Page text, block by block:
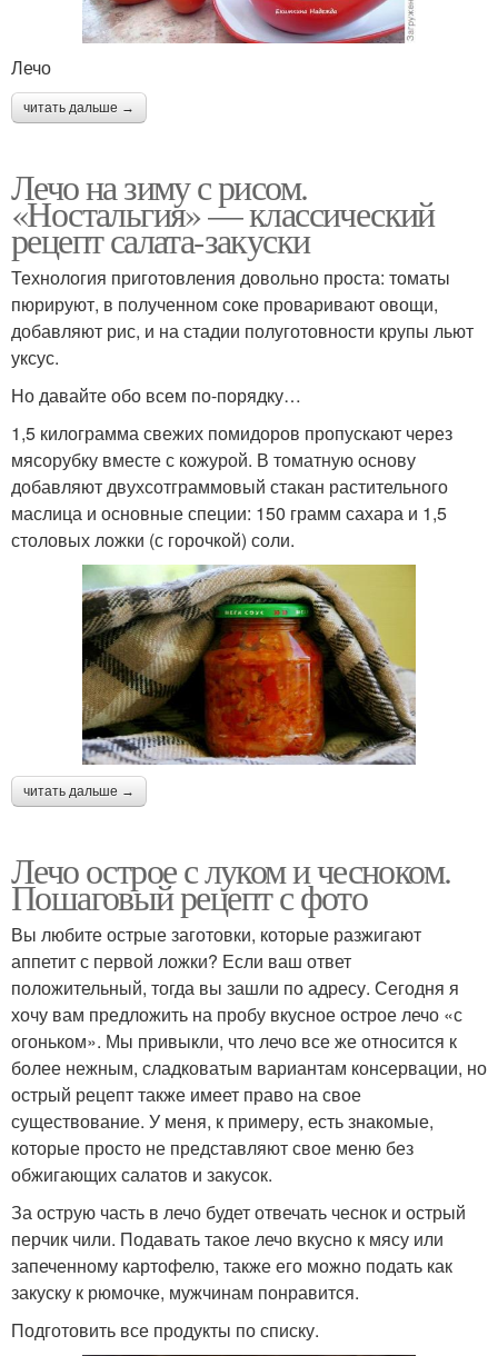
Лечо
читать дальше →
Лечо на зиму с рисом.
«Ностальгия» — классический
рецепт салата-закуски
Технология приготовления довольно проста: томаты
пюрируют, в полученном соке проваривают овощи,
добавляют рис, и на стадии полуготовности крупы льют
уксус.
Но давайте обо всем по-порядку…
1,5 килограмма свежих помидоров пропускают через
мясорубку вместе с кожурой. В томатную основу
добавляют двухсотграммовый стакан растительного
маслица и основные специи: 150 грамм сахара и 1,5
столовых ложки (с горочкой) соли.
читать дальше →
Лечо острое с луком и чесноком.
Пошаговый рецепт с фото
Вы любите острые заготовки, которые разжигают
аппетит с первой ложки? Если ваш ответ
положительный, тогда вы зашли по адресу. Сегодня я
хочу вам предложить на пробу вкусное острое лечо «с
огоньком». Мы привыкли, что лечо все же относится к
более нежным, сладковатым вариантам консервации, но
острый рецепт также имеет право на свое
существование. У меня, к примеру, есть знакомые,
которые просто не представляют свое меню без
обжигающих салатов и закусок.
За острую часть в лечо будет отвечать чеснок и острый
перчик чили. Подавать такое лечо вкусно к мясу или
запеченному картофелю, также его можно подать как
закуску к рюмочке, мужчинам понравится.
Подготовить все продукты по списку.